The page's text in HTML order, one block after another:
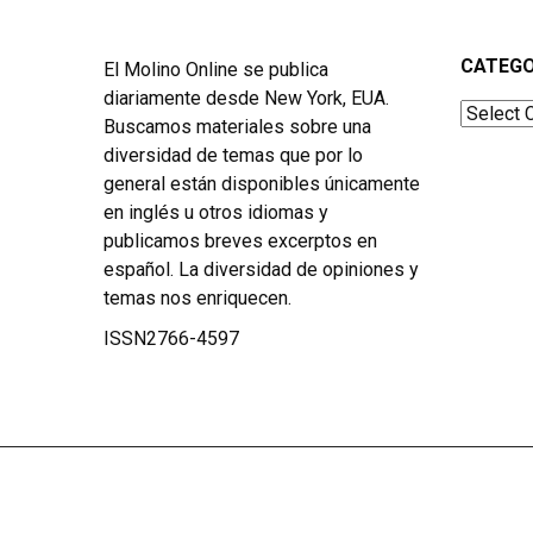
El Molino Online se publica
diariamente desde New York, EUA.
Buscamos materiales sobre una
diversidad de temas que por lo
general están disponibles únicamente
en inglés u otros idiomas y
publicamos breves excerptos en
español. La diversidad de opiniones y
temas nos enriquecen.
ISSN2766-4597